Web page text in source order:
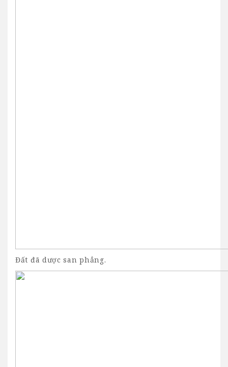
Đất đã dược san phẳng.